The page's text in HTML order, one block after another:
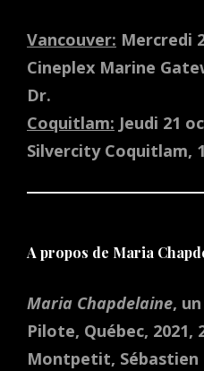
Vancouver: Mercredi
Cineplex Marine
Dr.
Coquitlam: Jeudi 21
Silvercity Coquitlam,
A propos de Maria
Maria Chapdelaine,
Pilote, Québec, 2021,
Montpetit, Sébastien